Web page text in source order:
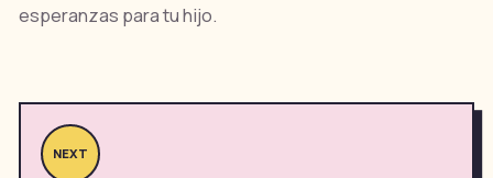
esperanzas para tu hijo.
NEXT